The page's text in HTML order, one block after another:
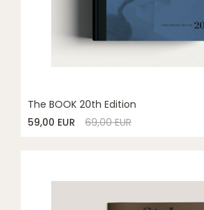
The BOOK 20th Edition
59,00 EUR
69,00 EUR